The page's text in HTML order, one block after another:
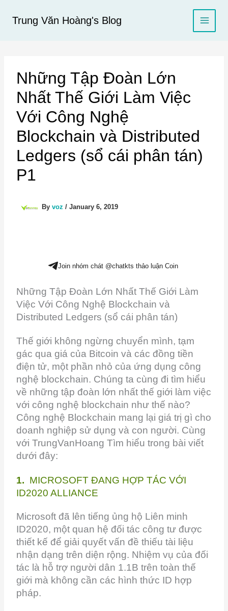
Trung Văn Hoàng's Blog
Những Tập Đoàn Lớn
Nhất Thế Giới Làm Việc
Với Công Nghệ
Blockchain và Distributed
Ledgers (sổ cái phân tán)
P1
By voz / January 6, 2019
Join nhóm chát @chatkts thảo luận Coin
Những Tập Đoàn Lớn Nhất Thế Giới Làm
Việc Với Công Nghệ Blockchain và
Distributed Ledgers (sổ cái phân tán)
Thế giới không ngừng chuyển mình, tạm
gác qua giá của Bitcoin và các đồng tiền
điện tử, một phần nhỏ của ứng dụng công
nghệ blockchain. Chúng ta cùng đi tìm hiểu
về những tập đoàn lớn nhất thế giới làm việc
với công nghệ blockchain như thế nào?
Công nghệ Blockchain mang lại giá trị gì cho
doanh nghiệp sử dụng và con người. Cùng
với TrungVanHoang Tìm hiểu trong bài viết
dưới đây:
1. MICROSOFT ĐANG HỢP TÁC VỚI
ID2020 ALLIANCE
Microsoft đã lên tiếng ủng hộ Liên minh
ID2020, một quan hệ đối tác công tư được
thiết kế để giải quyết vấn đề thiếu tài liệu
nhận dạng trên diện rộng. Nhiệm vụ của đối
tác là hỗ trợ người dân 1.1B trên toàn thế
giới mà không cần các hình thức ID hợp
pháp.